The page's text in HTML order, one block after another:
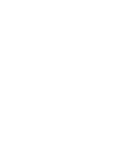
herní mechanismy. Kromě
zápasům jedinečnou